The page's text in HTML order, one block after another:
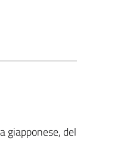
giapponese, del